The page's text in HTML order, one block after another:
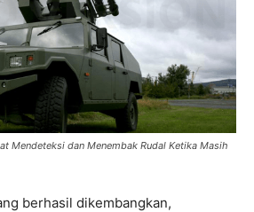
Mendeteksi dan Menembak Rudal Ketika Masih
berhasil dikembangkan,